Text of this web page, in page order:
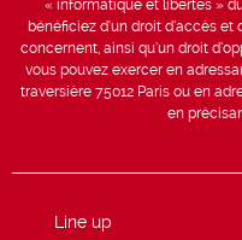
« informatique et libertés »
bénéficiez d’un droit d’accès
concernent, ainsi qu’un droit
vous pouvez exercer en
traversière 75012 Paris ou en
en
Line up